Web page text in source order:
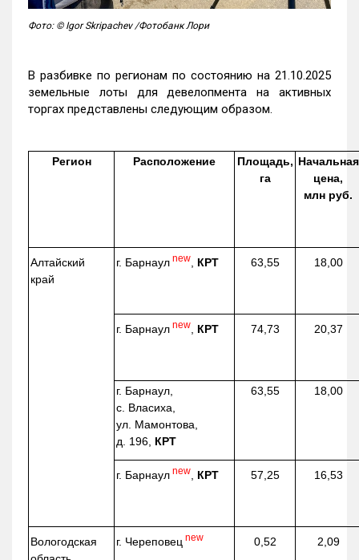
Фото: © Igor Skripachev /Фотобанк Лори
В разбивке по регионам по состоянию на 21.10.2025
земельные лоты для девелопмента на активных
торгах представлены следующим образом.
Регион Расположение
Площадь,
га
Начальная
цена,
млн руб.
Алтайский
край
г. Барнаул new КРТ 63,55 18,00
г. Барнаул new КРТ 74,73 20,37
г. Барнаул,
с. Власиха,
ул. Мамонтова,
д. 196, КРТ
63,55 18,00
г. Барнаул new КРТ 57,25 16,53
Вологодская
г. Череповец new 0,52 2,09